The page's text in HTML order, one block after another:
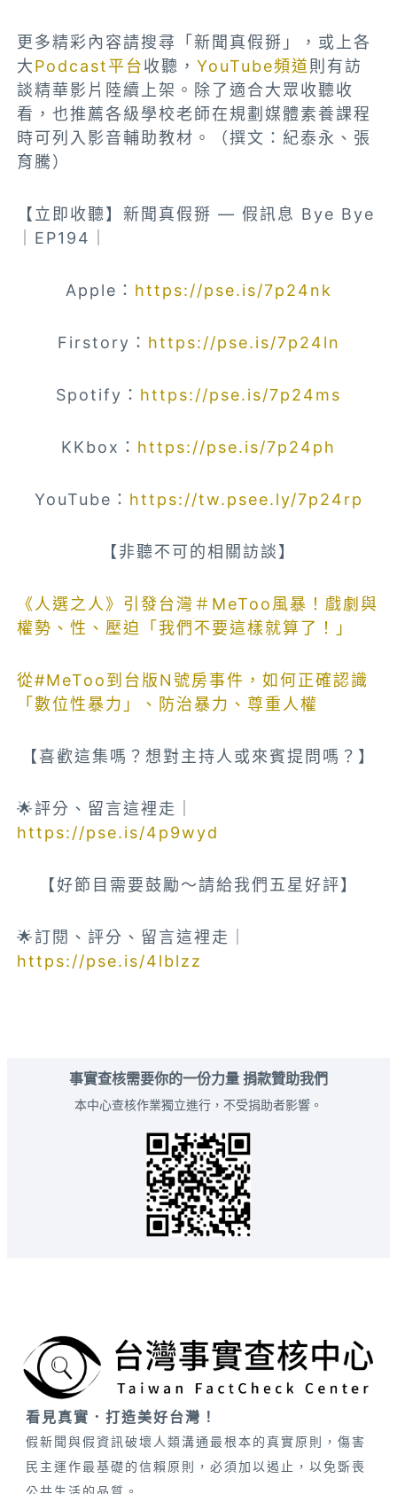
更多精彩內容請搜尋「新聞真假掰」，或上各
大Podcast平台收聽，YouTube頻道則有訪
談精華影片陸續上架。除了適合大眾收聽收
看，也推薦各級學校老師在規劃媒體素養課程
時可列入影音輔助教材。（撰文：紀泰永、張
育騰）
【立即收聽】新聞真假掰 — 假訊息 Bye Bye
｜EP194｜
Apple： https://pse.is/7p24nk
Firstory： https://pse.is/7p24ln
Spotify： https://pse.is/7p24ms
KKbox： https://pse.is/7p24ph
YouTube： https://tw.psee.ly/7p24rp
【非聽不可的相關訪談】
《人選之人》引發台灣＃MeToo風暴！戲劇與
權勢、性、壓迫「我們不要這樣就算了！」
從#MeToo到台版N號房事件，如何正確認識
「數位性暴力」、防治暴力、尊重人權
【喜歡這集嗎？想對主持人或來賓提問嗎？】
🌟評分、留言這裡走｜
https://pse.is/4p9wyd
【好節目需要鼓勵～請給我們五星好評】
🌟訂閱、評分、留言這裡走｜
https://pse.is/4lblzz
事實查核需要你的一份力量 捐款贊助我們
本中心查核作業獨立進行，不受捐助者影響。
看見真實．打造美好台灣！
假新聞與假資訊破壞人類溝通最根本的真實原則，傷害
民主運作最基礎的信賴原則，必須加以遏止，以免斲喪
公共生活的品質。